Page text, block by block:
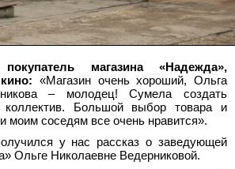
магазина «Надежда»,
«Магазин очень хороший, Ольга
– молодец! Сумела создать
Большой выбор товара и
соседям все очень нравится».
у нас рассказ о заведующей
Ольге Николаевне Ведерниковой.